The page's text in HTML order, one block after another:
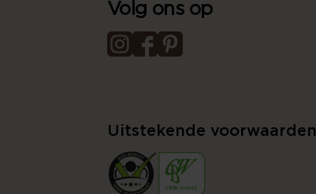
Volg ons op
Uitstekende voorwaarden